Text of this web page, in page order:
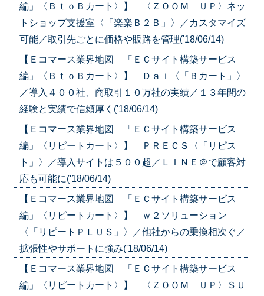
編」〈ＢｔｏＢカート〉】 〈ＺＯＯＭ ＵＰ〉ネッ
トショップ支援室〈「楽楽Ｂ２Ｂ」〉／カスタマイズ
可能／取引先ごとに価格や販路を管理('18/06/14)
【Ｅコマース業界地図 「ＥＣサイト構築サービス
編」〈ＢｔｏＢカート〉】 Ｄａｉ〈「Ｂカート」〉
／導入４００社、商取引１０万社の実績／１３年間の
経験と実績で信頼厚く('18/06/14)
【Ｅコマース業界地図 「ＥＣサイト構築サービス
編」〈リピートカート〉】 ＰＲＥＣＳ〈「リピス
ト」〉／導入サイトは５００超／ＬＩＮＥ＠で顧客対
応も可能に('18/06/14)
【Ｅコマース業界地図 「ＥＣサイト構築サービス
編」〈リピートカート〉】 ｗ２ソリューション
〈「リピートＰＬＵＳ」〉／他社からの乗換相次ぐ／
拡張性やサポートに強み('18/06/14)
【Ｅコマース業界地図 「ＥＣサイト構築サービス
編」〈リピートカート〉】 〈ＺＯＯＭ ＵＰ〉ＳＵ